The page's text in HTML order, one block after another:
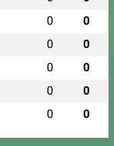
0 0
0 0
0 0
0 0
0 0